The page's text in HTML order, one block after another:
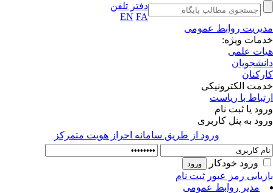
دفتر تلفن
EN FA
روابط عمومی
ویژه:
علمی
الکترونیکی
با ریاست
یا ثبت نام
به پنل کاربری
ورود از طريق سامانه احراز هويت متمركز
ورود خودکار
رمز عبور ثبت نام
مدیر روابط عمومی